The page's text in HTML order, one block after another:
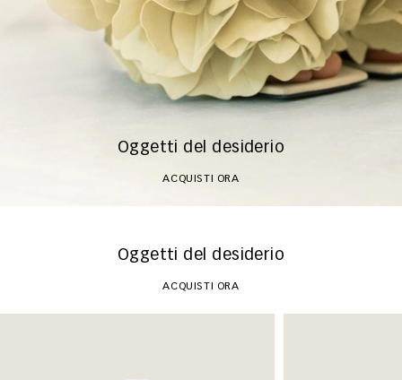
Oggetti del desiderio
ACQUISTI ORA
Oggetti del desiderio
ACQUISTI ORA